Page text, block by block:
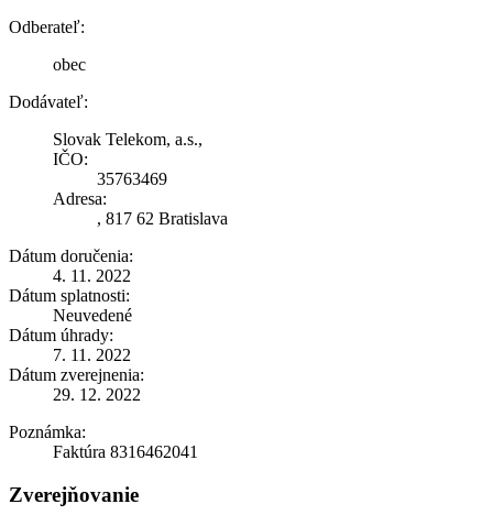
Odberateľ:
obec
Dodávateľ:
Slovak Telekom, a.s.,
IČO:
35763469
Adresa:
, 817 62 Bratislava
Dátum doručenia:
4. 11. 2022
Dátum splatnosti:
Neuvedené
Dátum úhrady:
7. 11. 2022
Dátum zverejnenia:
29. 12. 2022
Poznámka:
Faktúra 8316462041
Zverejňovanie